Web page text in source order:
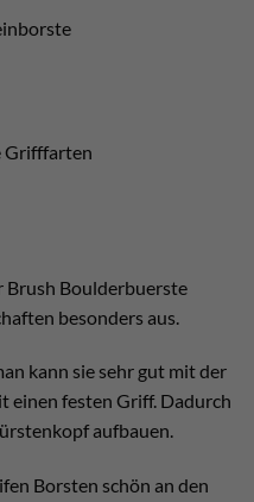
Grifffarten
Brush Boulderbuerste
besonders aus.
kann sie sehr gut mit der
einen festen Griff. Dadurch
aufbauen.
Borsten schön an den